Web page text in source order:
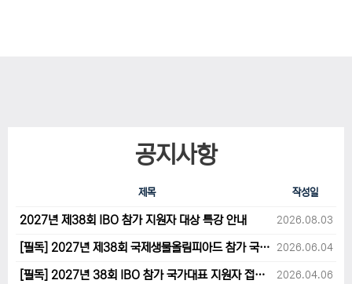
공지사항
제목 작성일
2027년 제38회 IBO 참가 지원자 대상 특강 안내 2026.08.03
[필독] 2027년 제38회 국제생물올림피아드 참가 국가대표 1차후보자 선발고사 범위 및 일정 안내 2026.06.04
[필독] 2027년 38회 IBO 참가 국가대표 지원자 접수 마감 및 원격교육 관련 공지사항 안내입니다. 2026.04.06